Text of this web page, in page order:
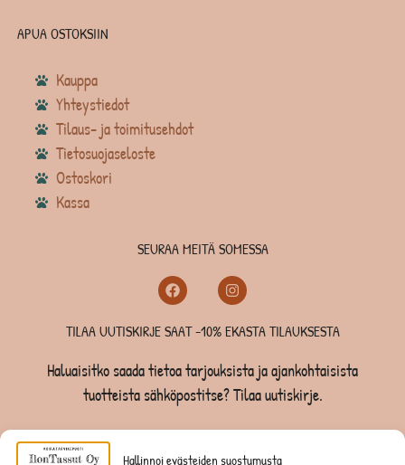
Hallinnoi evästeiden suostumusta
APUA OSTOKSIIN
Kauppa
Yhteystiedot
Tilaus- ja toimitusehdot
Tietosuojaseloste
Ostoskori
Kassa
SEURAA MEITÄ SOMESSA
TILAA UUTISKIRJE SAAT -10% EKASTA TILAUKSESTA
Haluaisitko saada tietoa tarjouksista ja ajankohtaisista
tuotteista sähköpostitse? Tilaa uutiskirje.
TILAA UUTISKIRJE -SAAT -10% EKASTA TILAUKSESTA